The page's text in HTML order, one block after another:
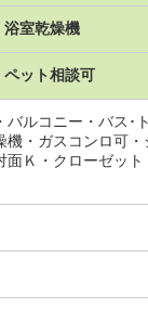
浴室乾燥機
ペット相談可
ルコニー・バス･
機・ガスコンロ可
面Ｋ・クローゼッ